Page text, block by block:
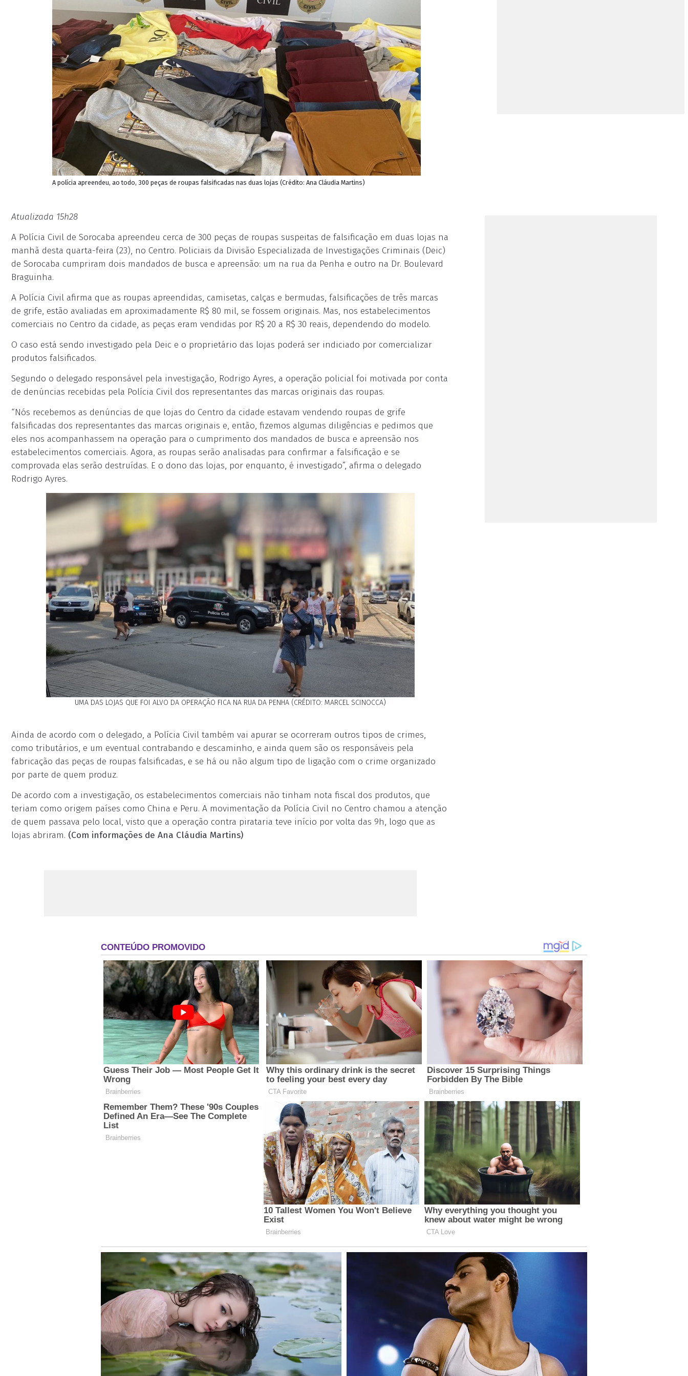
A polícia apreendeu, ao todo, 300 peças de roupas falsificadas nas duas lojas (Crédito: Ana Cláudia Martins)
Atualizada 15h28
A Polícia Civil de Sorocaba apreendeu cerca de 300 peças de roupas suspeitas de falsificação em duas lojas na
manhã desta quarta-feira (23), no Centro. Policiais da Divisão Especializada de Investigações Criminais (Deic)
de Sorocaba cumpriram dois mandados de busca e apreensão: um na rua da Penha e outro na Dr. Boulevard
Braguinha.
A Polícia Civil afirma que as roupas apreendidas, camisetas, calças e bermudas, falsificações de três marcas
de grife, estão avaliadas em aproximadamente R$ 80 mil, se fossem originais. Mas, nos estabelecimentos
comerciais no Centro da cidade, as peças eram vendidas por R$ 20 a R$ 30 reais, dependendo do modelo.
O caso está sendo investigado pela Deic e o proprietário das lojas poderá ser indiciado por comercializar
produtos falsificados.
Segundo o delegado responsável pela investigação, Rodrigo Ayres, a operação policial foi motivada por conta
de denúncias recebidas pela Polícia Civil dos representantes das marcas originais das roupas.
“Nós recebemos as denúncias de que lojas do Centro da cidade estavam vendendo roupas de grife
falsificadas dos representantes das marcas originais e, então, fizemos algumas diligências e pedimos que
eles nos acompanhassem na operação para o cumprimento dos mandados de busca e apreensão nos
estabelecimentos comerciais. Agora, as roupas serão analisadas para confirmar a falsificação e se
comprovada elas serão destruídas. E o dono das lojas, por enquanto, é investigado”, afirma o delegado
Rodrigo Ayres.
UMA DAS LOJAS QUE FOI ALVO DA OPERAÇÃO FICA NA RUA DA PENHA (CRÉDITO: MARCEL SCINOCCA)
Ainda de acordo com o delegado, a Polícia Civil também vai apurar se ocorreram outros tipos de crimes,
como tributários, e um eventual contrabando e descaminho, e ainda quem são os responsáveis pela
fabricação das peças de roupas falsificadas, e se há ou não algum tipo de ligação com o crime organizado
por parte de quem produz.
De acordo com a investigação, os estabelecimentos comerciais não tinham nota fiscal dos produtos, que
teriam como origem países como China e Peru. A movimentação da Polícia Civil no Centro chamou a atenção
de quem passava pelo local, visto que a operação contra pirataria teve início por volta das 9h, logo que as
lojas abriram. (Com informações de Ana Cláudia Martins)